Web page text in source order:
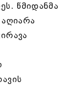
წმიდანმა